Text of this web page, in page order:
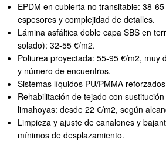
EPDM en cubierta no transitable: 38-
espesores y complejidad de detalles.
Lámina asfáltica doble capa SBS en
solado): 32-55 €/m2.
Poliurea proyectada: 55-95 €/m2, muy
y número de encuentros.
Sistemas líquidos PU/PMMA
Rehabilitación de tejado con
limahoyas: desde 22 €/m2, según
Limpieza y ajuste de canalones y
mínimos de desplazamiento.